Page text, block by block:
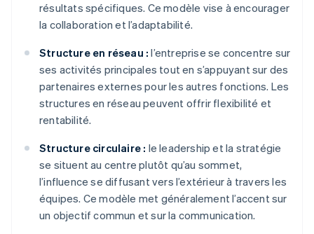
résultats spécifiques. Ce modèle vise à encourager
la collaboration et l’adaptabilité.
Structure en réseau : l’entreprise se concentre sur
ses activités principales tout en s’appuyant sur des
partenaires externes pour les autres fonctions. Les
structures en réseau peuvent offrir flexibilité et
rentabilité.
Structure circulaire : le leadership et la stratégie
se situent au centre plutôt qu’au sommet,
l’influence se diffusant vers l’extérieur à travers les
équipes. Ce modèle met généralement l’accent sur
un objectif commun et sur la communication.